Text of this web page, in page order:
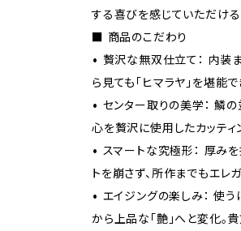
する喜びを感じていただける
■ 商品のこだわり
• 贅沢な無双仕立て： 内装
ら見ても「ヒマラヤ」を堪能
• センター取りの美学： 鱗
心を贅沢に使用したカッティ
• スマートな究極形： 厚み
トを崩さず、所作までもエレ
• エイジングの楽しみ： 使
から上品な「艶」へと変化。